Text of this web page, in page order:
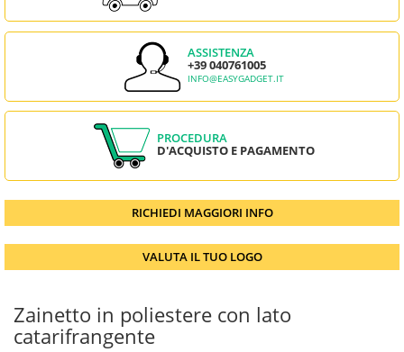
ASSISTENZA
+39 040761005
INFO@EASYGADGET.IT
PROCEDURA
D'ACQUISTO E PAGAMENTO
RICHIEDI MAGGIORI INFO
VALUTA IL TUO LOGO
Zainetto in poliestere con lato
catarifrangente